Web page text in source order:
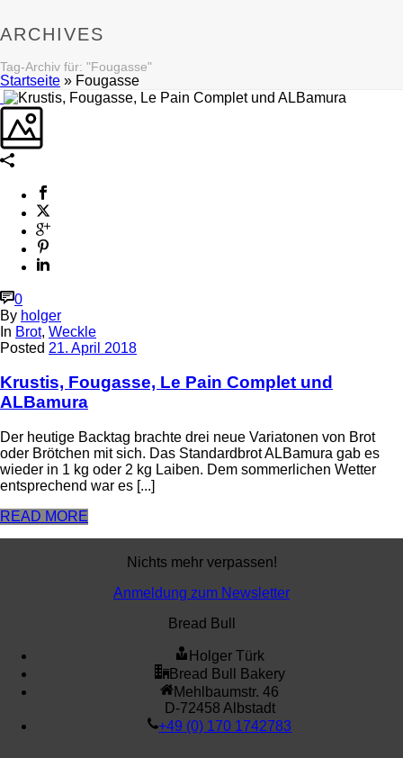
ARCHIVES
Tag-Archiv für: "Fougasse"
Startseite » Fougasse
0
By holger
In Brot, Weckle
Posted 21. April 2018
Krustis, Fougasse, Le Pain Complet und
ALBamura
Der heutige Backtag brachte drei neue Variatonen von Brot
oder Brötchen mit sich. Das Standardbrot ALBamura gab es
wieder in 1 kg oder 2 kg Laiben. Dem sommerlichen Wetter
entsprechend war es [...]
READ MORE
Nichts mehr verpassen!
Anmeldung zum Newsletter
Bread Bull
Holger Türk
Bread Bull Bakery
Mehlbaumstr. 46
D-72458 Albstadt
+49 (0) 170 1742783